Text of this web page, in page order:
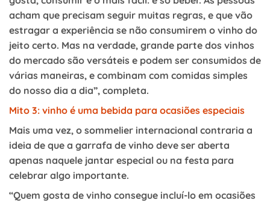
acham que precisam seguir muitas regras, e que vão
estragar a experiência se não consumirem o vinho do
jeito certo. Mas na verdade, grande parte dos vinhos
do mercado são versáteis e podem ser consumidos de
várias maneiras, e combinam com comidas simples
do nosso dia a dia”, completa.
Mito 3: vinho é uma bebida para ocasiões especiais
Mais uma vez, o sommelier internacional contraria a
ideia de que a garrafa de vinho deve ser aberta
apenas naquele jantar especial ou na festa para
celebrar algo importante.
“Quem gosta de vinho consegue incluí-lo em ocasiões